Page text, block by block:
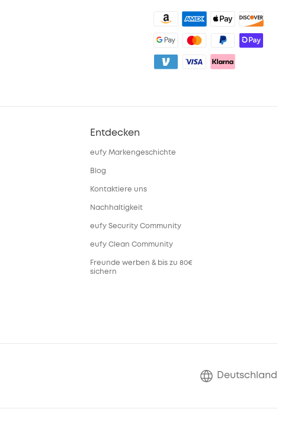
Entdecken
eufy Markengeschichte
Blog
Kontaktiere uns
Nachhaltigkeit
eufy Security Community
eufy Clean Community
Freunde werben & bis zu 80€
sichern
Deutschland